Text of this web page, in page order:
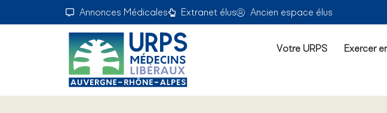
Annonces Médicales Extranet élus Ancien espace élus
Votre URPS Exercer